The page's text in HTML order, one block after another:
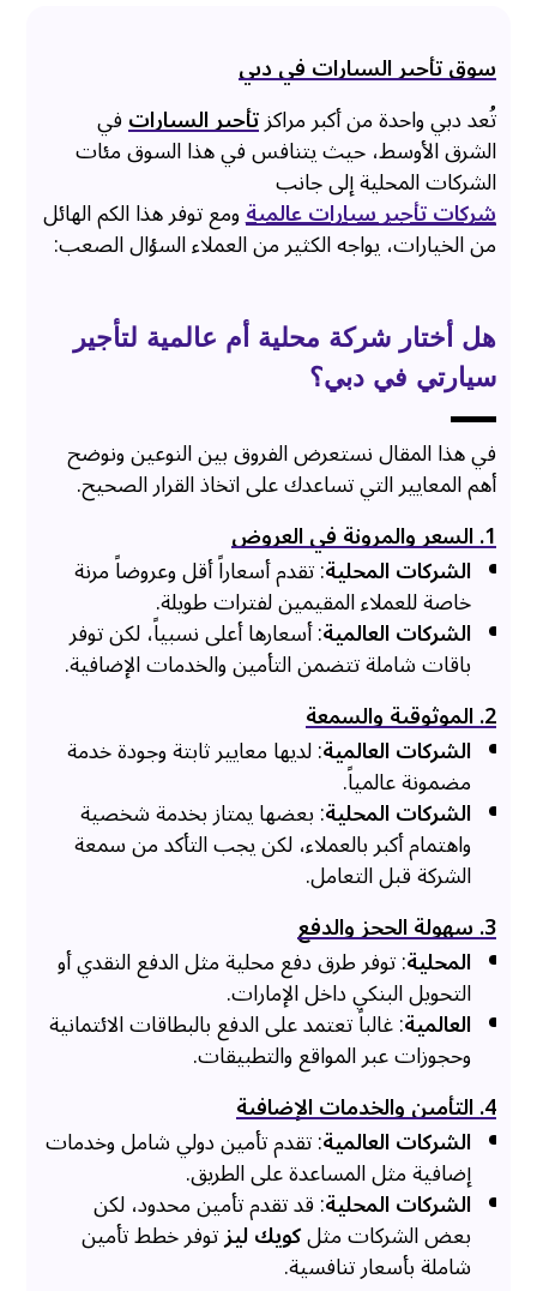
سوق تأجير السيارات في دبي
تُعد دبي واحدة من أكبر مراكزتأجير السياراتفي
الشرق الأوسط، حيث يتنافس في هذا السوق مئات
الشركات المحلية إلى جانب
شركات تأجير سيارات عالميةومع توفر هذا الكم الهائل
من الخيارات، يواجه الكثير من العملاء السؤال الصعب:
هل أختار شركة محلية أم عالمية لتأجير
سيارتي في دبي؟
في هذا المقال نستعرض الفروق بين النوعين ونوضح
أهم المعايير التي تساعدك على اتخاذ القرار الصحيح.
1. السعر والمرونة في العروض
الشركات المحلية: تقدم أسعاراً أقل وعروضاً مرنة
خاصة للعملاء المقيمين لفترات طويلة.
الشركات العالمية: أسعارها أعلى نسبياً، لكن توفر
باقات شاملة تتضمن التأمين والخدمات الإضافية.
2. الموثوقية والسمعة
الشركات العالمية: لديها معايير ثابتة وجودة خدمة
مضمونة عالمياً.
الشركات المحلية: بعضها يمتاز بخدمة شخصية
واهتمام أكبر بالعملاء، لكن يجب التأكد من سمعة
الشركة قبل التعامل.
3. سهولة الحجز والدفع
المحلية: توفر طرق دفع محلية مثل الدفع النقدي أو
التحويل البنكي داخل الإمارات.
العالمية: غالباً تعتمد على الدفع بالبطاقات الائتمانية
وحجوزات عبر المواقع والتطبيقات.
4. التأمين والخدمات الإضافية
الشركات العالمية: تقدم تأمين دولي شامل وخدمات
إضافية مثل المساعدة على الطريق.
الشركات المحلية: قد تقدم تأمين محدود، لكن
بعض الشركات مثلكويك ليزتوفر خطط تأمين
شاملة بأسعار تنافسية.